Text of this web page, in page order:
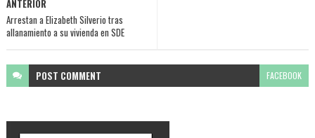
ANTERIOR
Arrestan a Elizabeth Silverio tras
allanamiento a su vivienda en SDE
POST COMMENT FACEBOOK